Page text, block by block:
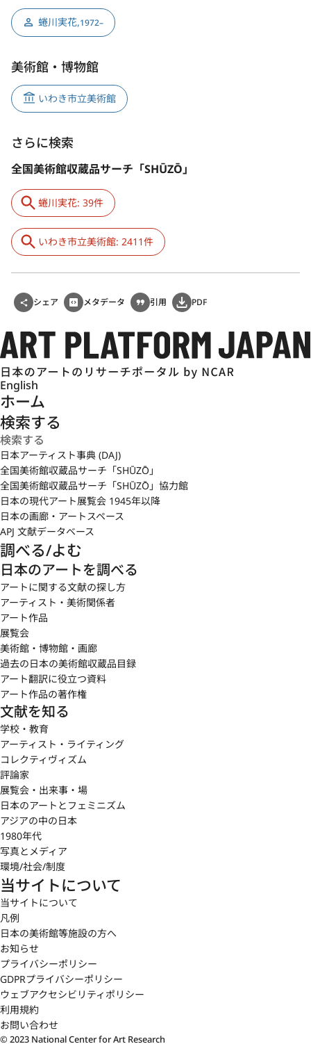
蜷川実花,1972–
美術館・博物館
いわき市立美術館
さらに検索
全国美術館収蔵品サーチ「SHŪZŌ」
蜷川実花: 39件
いわき市立美術館: 2411件
シェア メタデータ 引用 PDF
English
ホーム
検索する
日本アーティスト事典 (DAJ)
全国美術館収蔵品サーチ「SHŪZŌ」
全国美術館収蔵品サーチ「SHŪZŌ」協力館
日本の現代アート展覧会 1945年以降
日本の画廊・アートスペース
APJ 文献データベース
調べる/よむ
日本のアートを調べる
アートに関する文献の探し方
アーティスト・美術関係者
アート作品
展覧会
美術館・博物館・画廊
過去の日本の美術館収蔵品目録
アート翻訳に役立つ資料
アート作品の著作権
文献を知る
学校・教育
アーティスト・ライティング
コレクティヴィズム
評論家
展覧会・出来事・場
日本のアートとフェミニズム
アジアの中の日本
1980年代
写真とメディア
環境/社会/制度
当サイトについて
当サイトについて
凡例
日本の美術館等施設の方へ
お知らせ
プライバシーポリシー
GDPRプライバシーポリシー
ウェブアクセシビリティポリシー
利用規約
お問い合わせ
© 2023 National Center for Art Research